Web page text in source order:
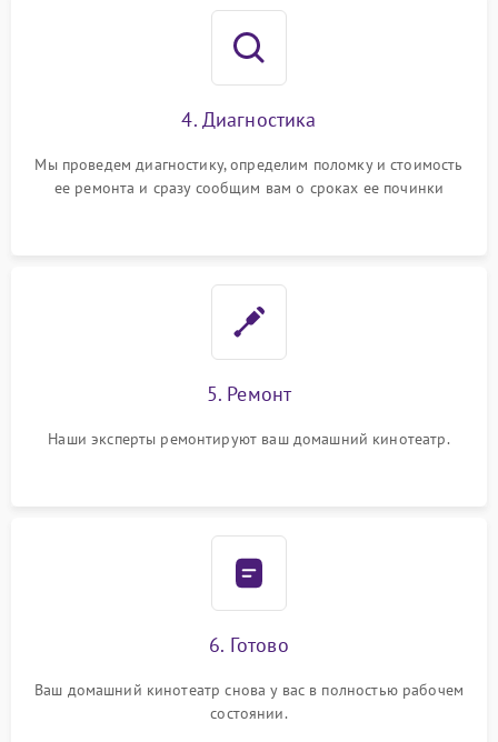
4. Диагностика
Мы проведем диагностику, определим поломку и стоимость
ее ремонта и сразу сообщим вам о сроках ее починки
5. Ремонт
Наши эксперты ремонтируют ваш домашний кинотеатр.
6. Готово
Ваш домашний кинотеатр снова у вас в полностью рабочем
состоянии.